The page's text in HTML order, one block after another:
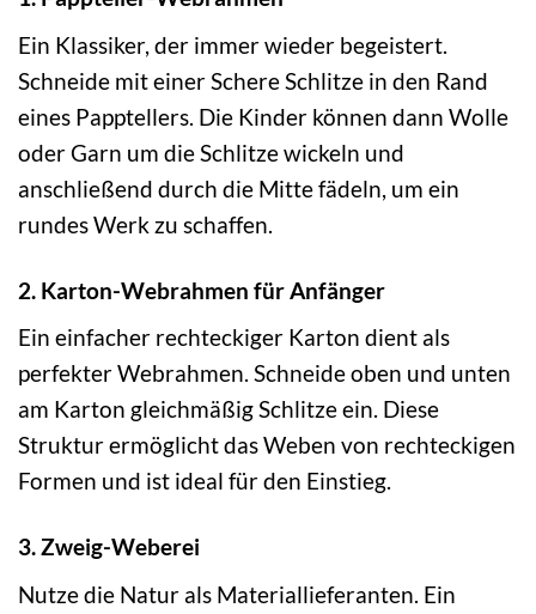
Ein Klassiker, der immer wieder begeistert.
Schneide mit einer Schere Schlitze in den Rand
eines Papptellers. Die Kinder können dann Wolle
oder Garn um die Schlitze wickeln und
anschließend durch die Mitte fädeln, um ein
rundes Werk zu schaffen.
2. Karton-Webrahmen für Anfänger
Ein einfacher rechteckiger Karton dient als
perfekter Webrahmen. Schneide oben und unten
am Karton gleichmäßig Schlitze ein. Diese
Struktur ermöglicht das Weben von rechteckigen
Formen und ist ideal für den Einstieg.
3. Zweig-Weberei
Nutze die Natur als Materiallieferanten. Ein